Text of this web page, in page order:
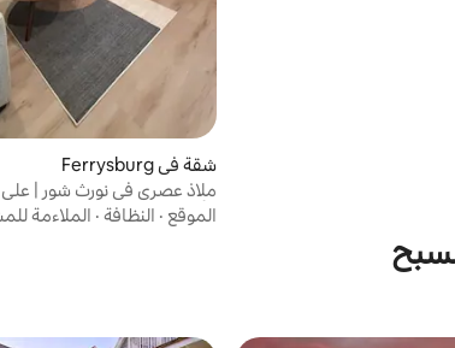
شقة في Ferrysburg
ملاذ عصري في نورث شور |
الأقدام إلى الشاطئ والكثبان
الموقع · النظافة · الملاءمة